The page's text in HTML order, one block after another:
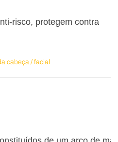
risco, protegem contra
cabeça / facial